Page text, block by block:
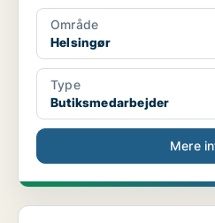
Område
Helsingør
Type
Butiksmedarbejder
Mere
Butiksassistent under 18 år -